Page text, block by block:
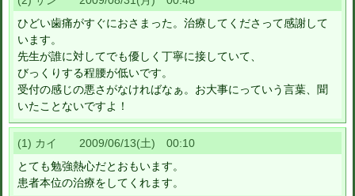
ひどい歯痛がすぐにおさまった。治療してくださって感謝して
います。
先生が誰に対してでも優しく丁寧に接していて、
びっくりする程腰が低いです。
受付の感じの悪さがなければなぁ。お大事にっていう言葉、聞
いたことないですよ！
(1) カイ 2009/06/13(土) 00:10
とても勉強熱心だとおもいます。
患者本位の治療をしてくれます。